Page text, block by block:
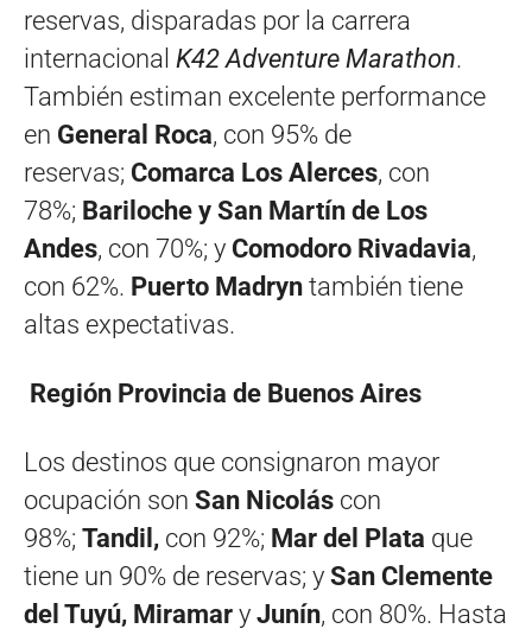
reservas, disparadas por la carrera
internacional K42 Adventure Marathon.
También estiman excelente performance
en General Roca, con 95% de
reservas; Comarca Los Alerces, con
78%; Bariloche y San Martín de Los
Andes, con 70%; y Comodoro Rivadavia,
con 62%. Puerto Madryn también tiene
altas expectativas.
Región Provincia de Buenos Aires
Los destinos que consignaron mayor
ocupación son San Nicolás con
98%; Tandil, con 92%; Mar del Plata que
tiene un 90% de reservas; y San Clemente
del Tuyú, Miramar y Junín, con 80%. Hasta